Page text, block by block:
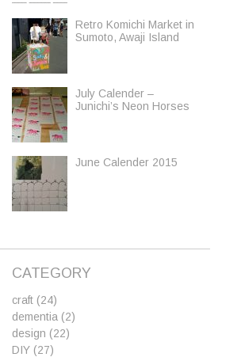
Retro Komichi Market in
Sumoto, Awaji Island
July Calender –
Junichi’s Neon Horses
June Calender 2015
CATEGORY
craft (24)
dementia (2)
design (22)
DIY (27)